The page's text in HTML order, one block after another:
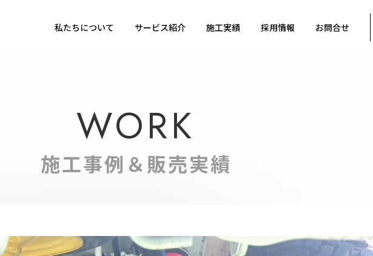
私たちについて サービス紹介 施工実績 採用情報 お問合せ
ちについて
アクセス
保険
カスタム
WORK
施工事例＆販売実績